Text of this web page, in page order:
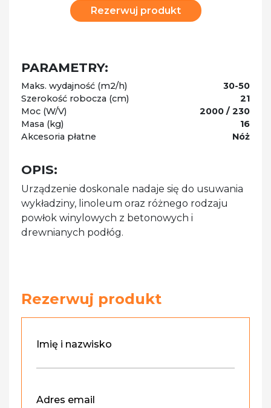
Rezerwuj produkt
PARAMETRY:
Maks. wydajność (m2/h)
30-50
Szerokość robocza (cm)
21
Moc (W/V)
2000 / 230
Masa (kg)
16
Akcesoria płatne
Nóż
OPIS:
Urządzenie doskonale nadaje się do usuwania
wykładziny, linoleum oraz różnego rodzaju
powłok winylowych z betonowych i
drewnianych podłóg.
Rezerwuj produkt
Imię i nazwisko
Adres email